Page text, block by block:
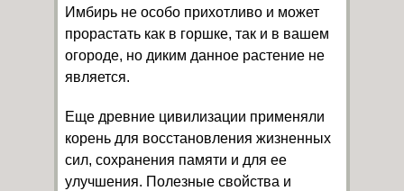
Имбирь не особо прихотливо и может
прорастать как в горшке, так и в вашем
огороде, но диким данное растение не
является.
Еще древние цивилизации применяли
корень для восстановления жизненных
сил, сохранения памяти и для ее
улучшения. Полезные свойства и